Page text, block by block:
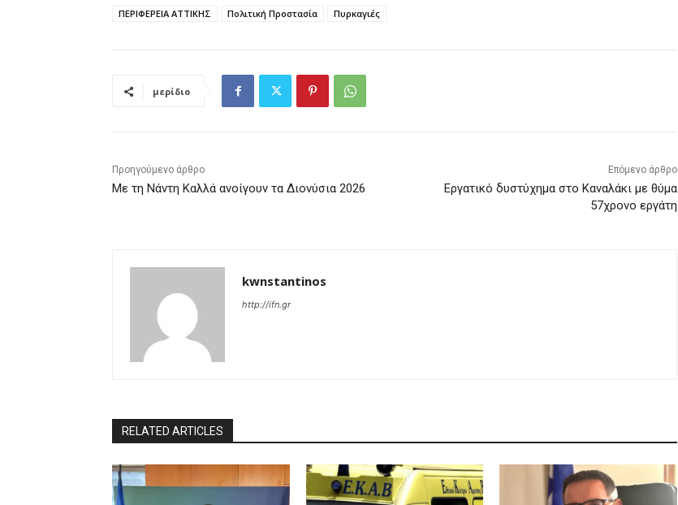
ΠΕΡΙΦΕΡΕΙΑ ΑΤΤΙΚΗΣ
Πολιτική Προστασία Πυρκαγιές
μερίδιο
Προηγούμενο άρθρο
Με τη Νάντη Καλλά ανοίγουν τα Διονύσια 2026
Επόμενο άρθρο
Εργατικό δυστύχημα στο Καναλάκι με θύμα
57χρονο εργάτη
kwnstantinos
http://ifn.gr
RELATED ARTICLES